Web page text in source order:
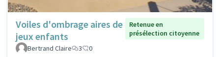
Voiles d'ombrage aires de
jeux enfants
Retenue en
présélection citoyenne
Bertrand Claire
3 0